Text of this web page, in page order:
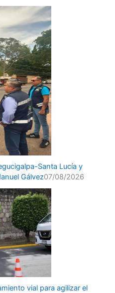
Santa Lucía y
Gálvez07/08/2026
vial para agilizar el